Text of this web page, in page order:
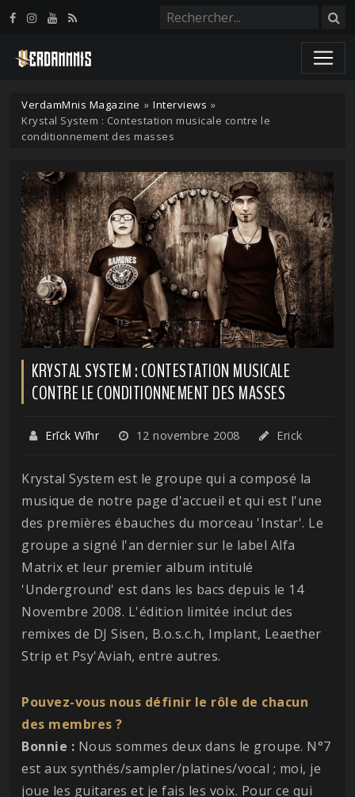
VerdamMnis Magazine » Interviews »
Krystal System : Contestation musicale contre le
conditionnement des masses
KRYSTAL SYSTEM : CONTESTATION MUSICALE
CONTRE LE CONDITIONNEMENT DES MASSES
Erīck Wīhr 12 novembre 2008 Erick
Krystal System est le groupe qui a composé la
musique de notre page d'accueil et qui est l'une
des premières ébauches du morceau 'Instar'. Le
groupe a signé l'an dernier sur le label Alfa
Matrix et leur premier album intitulé
'Underground' est dans les bacs depuis le 14
Novembre 2008. L'édition limitée inclut des
remixes de DJ Sisen, B.o.s.c.h, Implant, Leaether
Strip et Psy'Aviah, entre autres.
Pouvez-vous nous définir le rôle de chacun
des membres ?
Bonnie : Nous sommes deux dans le groupe. N°7
est aux synthés/sampler/platines/vocal ; moi, je
joue les guitares et je fais les voix. Pour ce qui
Panneau de gestion des cookies